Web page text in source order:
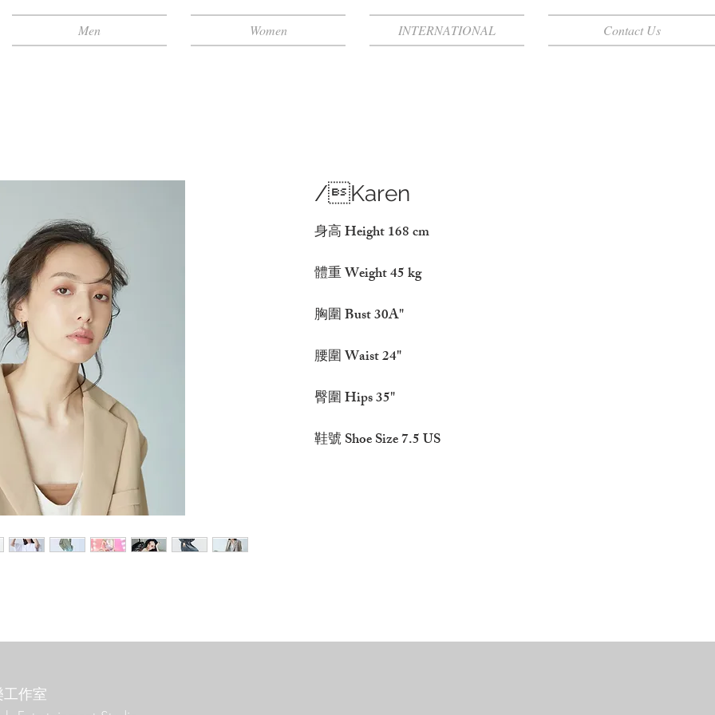
Men Women INTERNATIONAL Contact Us
/Karen
身高 Height 168 cm
體重 Weight 45 kg
胸圍 Bust 30A"
腰圍 Waist 24"
臀圍 Hips 35"
鞋號 Shoe Size 7.5 US
作室